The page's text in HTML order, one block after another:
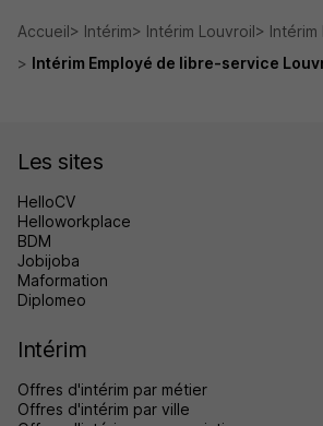
Accueil Intérim Intérim Louvroil
Intérim Employé de libre-service
Les sites
HelloCV
Helloworkplace
BDM
Jobijoba
Maformation
Diplomeo
Intérim
Offres d'intérim par métier
Offres d'intérim par ville